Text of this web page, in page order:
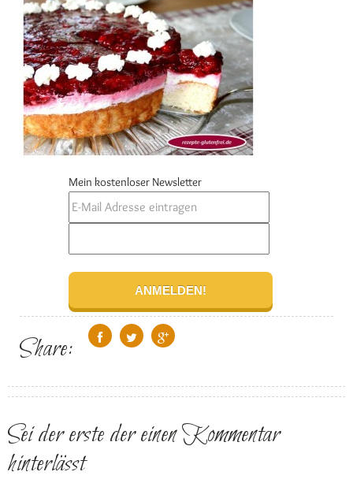
Mein kostenloser Newsletter
Share:
Sei der erste der einen Kommentar
hinterlässt